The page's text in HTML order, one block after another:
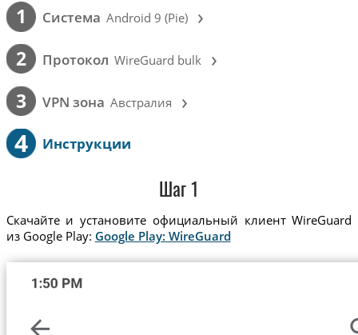
1 Cистема Android 9 (Pie) ›
2 Протокол WireGuard bulk ›
3 VPN зона Австралия ›
4 Инструкции
Шаг 1
Скачайте и установите официальный клиент WireGuard
из Google Play: Google Play: WireGuard